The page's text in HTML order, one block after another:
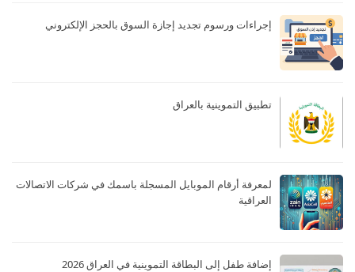
إجراءات ورسوم تجديد إجازة السوق بالحجز الإلكتروني
تطبيق التموينية بالعراق
لمعرفة أرقام الموبايل المسجلة باسمك في شركات الاتصالات
العراقية
إضافة طفل إلى البطاقة التموينية في العراق 2026